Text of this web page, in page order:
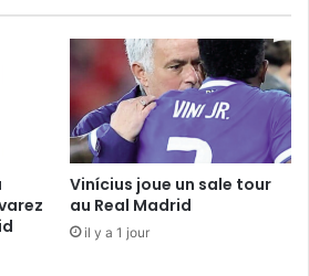
Vinícius joue un sale tour
au Real Madrid
il y a 1 jour